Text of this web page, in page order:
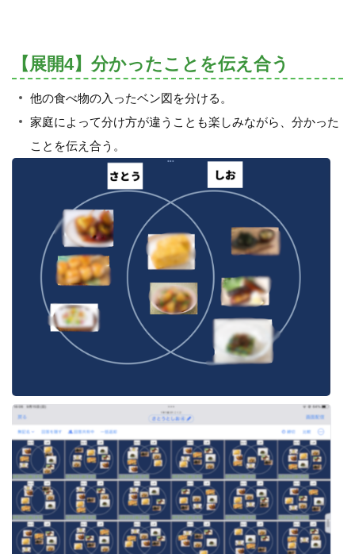
【展開4】分かったことを伝え合う
他の食べ物の入ったベン図を分ける。
家庭によって分け方が違うことも楽しみながら、分かった
ことを伝え合う。